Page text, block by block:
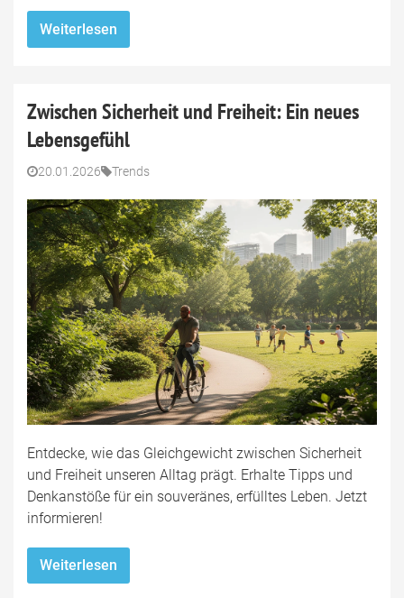
Weiterlesen
Zwischen Sicherheit und Freiheit: Ein neues
Lebensgefühl
20.01.2026 Trends
Entdecke, wie das Gleichgewicht zwischen Sicherheit
und Freiheit unseren Alltag prägt. Erhalte Tipps und
Denkanstöße für ein souveränes, erfülltes Leben. Jetzt
informieren!
Weiterlesen